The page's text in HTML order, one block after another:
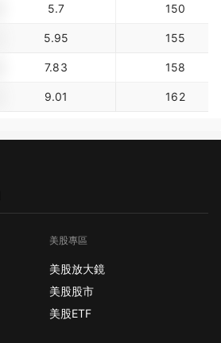
5.7 150
5.95 155
7.83 158
9.01 162
美股專區
美股放大鏡
美股股市
美股ETF